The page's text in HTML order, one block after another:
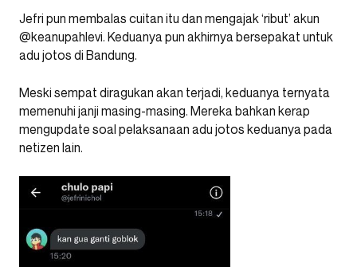
Jefri pun membalas cuitan itu dan mengajak ‘ribut’ akun
@keanupahlevi. Keduanya pun akhirnya bersepakat untuk
adu jotos di Bandung.
Meski sempat diragukan akan terjadi, keduanya ternyata
memenuhi janji masing-masing. Mereka bahkan kerap
mengupdate soal pelaksanaan adu jotos keduanya pada
netizen lain.